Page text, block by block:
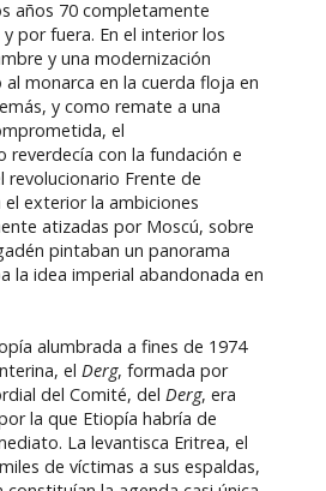
años 70 completamente
por fuera. En el interior los
y una modernización
monarca en la cuerda floja en
y como remate a una
el
con la fundación e
revolucionario Frente de
el exterior la ambiciones
atizadas por Moscú, sobre
pintaban un panorama
la idea imperial abandonada en
alumbrada a fines de 1974
el Derg, formada por
del Comité, del Derg, era
la que Etiopía habría de
La levantisca Eritrea, el
de víctimas a sus espaldas,